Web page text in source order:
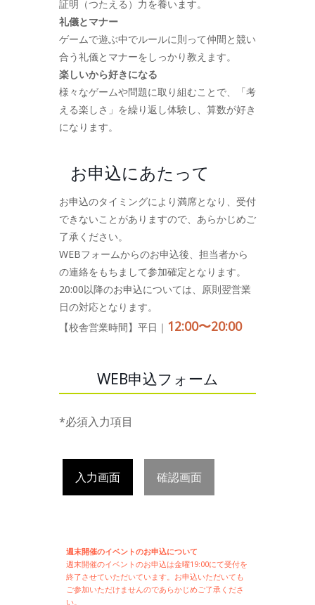
証明（つたえる）力を養います。
礼儀とマナー
ゲームで遊ぶ中でルールに則って仲間と競い
合う礼儀とマナーをしっかり教えます。
楽しいから好きになる
様々なゲームや問題に取り組むことで、「考
える楽しさ」を繰り返し体験し、算数が好き
になります。
お申込にあたって
お申込のタイミングにより満席となり、受付
できないことがありますので、あらかじめご
了承ください。
WEBフォームからのお申込後、担当者から
の連絡をもちまして参加確定となります。
20:00以降のお申込については、原則翌営業
日の対応となります。
【校舎営業時間】平日｜ 12:00〜20:00
WEB申込フォーム
*必須入力項目
入力画面 確認画面
週末開催のイベントのお申込について
週末開催のイベントのお申込は金曜19:00にて受付を
終了させていただいています。お申込いただいても
ご参加いただけませんのであらかじめご了承くださ
い。